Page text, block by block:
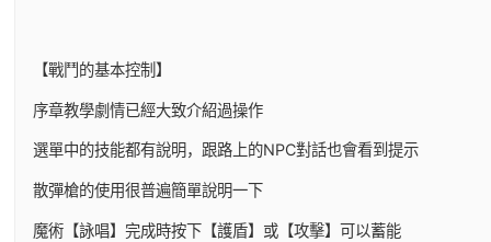
【戰鬥的基本控制】
序章教學劇情已經大致介紹過操作
選單中的技能都有說明，跟路上的NPC對話也會看到提示
散彈槍的使用很普遍簡單說明一下
魔術【詠唱】完成時按下【護盾】或【攻擊】可以蓄能